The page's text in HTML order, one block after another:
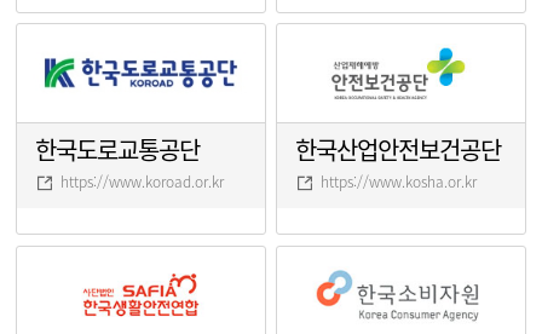
한국도로교통공단
https://www.koroad.or.kr
한국산업안전보건공단
https://www.kosha.or.kr